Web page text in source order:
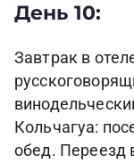
День 10:
Завтрак в
Кольчагуа:
обед. Переезд